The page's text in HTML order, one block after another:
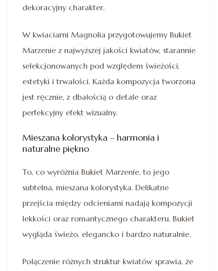
dekoracyjny charakter.
W kwiaciarni Magnolia przygotowujemy Bukiet
Marzenie z najwyższej jakości kwiatów, starannie
selekcjonowanych pod względem świeżości,
estetyki i trwałości. Każda kompozycja tworzona
jest ręcznie, z dbałością o detale oraz
perfekcyjny efekt wizualny.
Mieszana kolorystyka – harmonia i
naturalne piękno
To, co wyróżnia Bukiet Marzenie, to jego
subtelna, mieszana kolorystyka. Delikatne
przejścia między odcieniami nadają kompozycji
lekkości oraz romantycznego charakteru. Bukiet
wygląda świeżo, elegancko i bardzo naturalnie.
Połączenie różnych struktur kwiatów sprawia, że